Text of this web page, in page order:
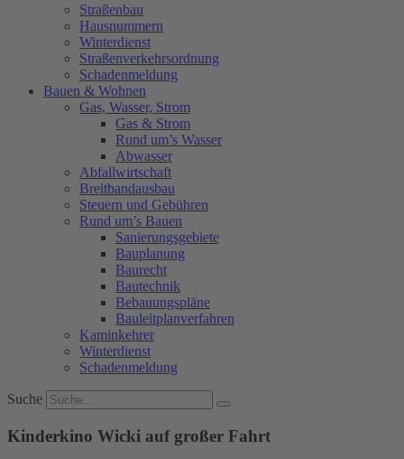
Straßenbau
Hausnummern
Winterdienst
Straßenverkehrsordnung
Schadenmeldung
Bauen & Wohnen
Gas, Wasser, Strom
Gas & Strom
Rund um’s Wasser
Abwasser
Abfallwirtschaft
Breitbandausbau
Steuern und Gebühren
Rund um’s Bauen
Sanierungsgebiete
Bauplanung
Baurecht
Bautechnik
Bebauungspläne
Bauleitplanverfahren
Kaminkehrer
Winterdienst
Schadenmeldung
Suche
Kinderkino Wicki auf großer Fahrt